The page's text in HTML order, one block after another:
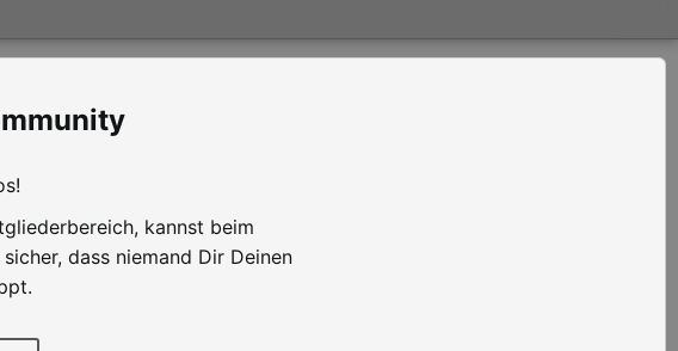
kannst beim
dass niemand Dir Deinen